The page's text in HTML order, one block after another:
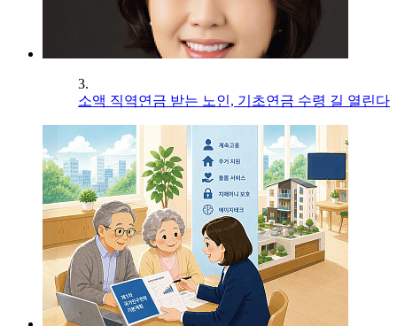
3.
소액 직역연금 받는 노인, 기초연금 수령 길 열린다